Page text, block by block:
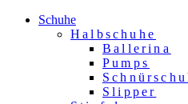
Schuhe
Halbschuhe
Ballerina
Pumps
Slipper